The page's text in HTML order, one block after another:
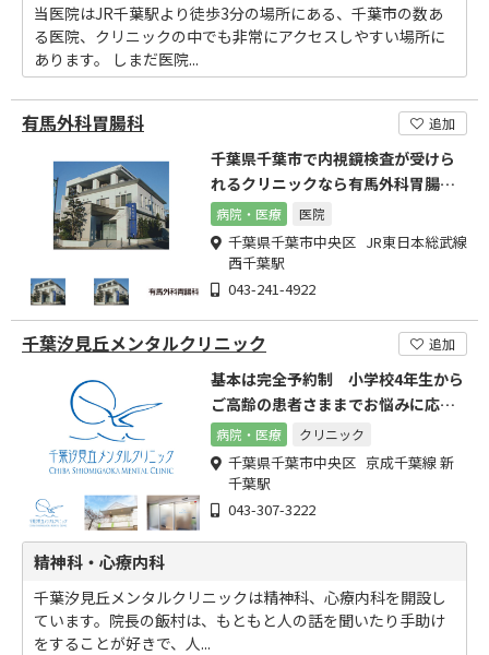
当医院はJR千葉駅より徒歩3分の場所にある、千葉市の数あ
る医院、クリニックの中でも非常にアクセスしやすい場所に
あります。 しまだ医院...
有馬外科胃腸科 追加
千葉県千葉市で内視鏡検査が受けら
れるクリニックなら有馬外科胃腸
科、西千葉駅徒歩3分。
病院・医療 医院
千葉県千葉市中央区 JR東日本総武線
西千葉駅
043-241-4922
千葉汐見丘メンタルクリニック 追加
基本は完全予約制 小学校4年生から
ご高齢の患者さままでお悩みに応じ
ます
病院・医療 クリニック
千葉県千葉市中央区 京成千葉線 新
千葉駅
043-307-3222
精神科・心療内科
千葉汐見丘メンタルクリニックは精神科、心療内科を開設し
ています。院長の飯村は、もともと人の話を聞いたり手助け
をすることが好きで、人...